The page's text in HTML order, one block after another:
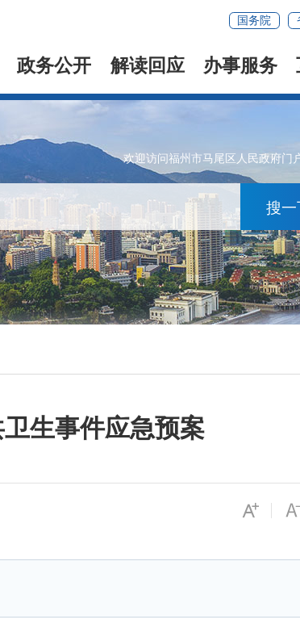
国务院
政务公开 解读回应 办事服务
欢迎访问福州市马尾区人民政府门
搜一
生事件应急预案